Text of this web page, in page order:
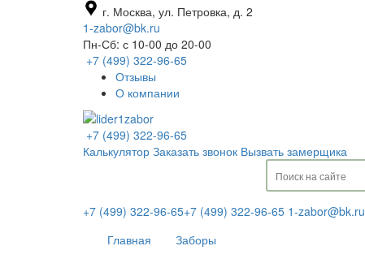
г. Москва, ул. Петровка, д. 2
1-zabor@bk.ru
Пн-Сб: с 10-00 до 20-00
+7 (499) 322-96-65
Отзывы
О компании
+7 (499) 322-96-65
Калькулятор Заказать звонок Вызвать замерщика
+7 (499) 322-96-65
Главная
Заборы
+7 (499) 322-96-65 1-zabor@bk.ru